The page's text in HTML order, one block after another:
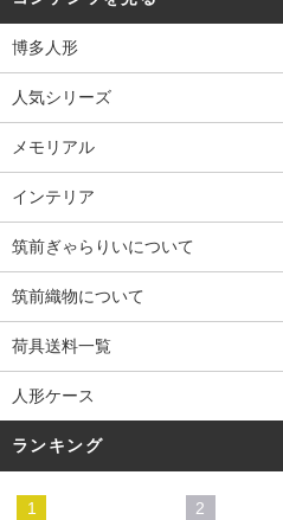
博多人形
人気シリーズ
メモリアル
インテリア
筑前ぎゃらりいについて
筑前織物について
荷具送料一覧
人形ケース
ランキング
1 2